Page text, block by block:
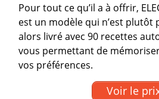
Pour tout ce qu’il a à offrir,
est un modèle qui n’est plutôt
alors livré avec 90 recettes
vous permettant de
vos préférences.
Voir le